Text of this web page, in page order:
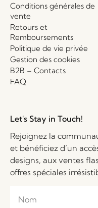
Conditions générales de
vente
Retours et
Remboursements
Politique de vie privée
Gestion des cookies
B2B – Contacts
FAQ
Let's Stay in Touch!
Rejoignez la
et bénéficiez d’un
designs, aux ventes
offres spéciales